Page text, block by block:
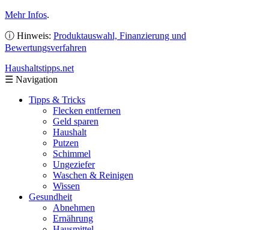
Mehr Infos.
ⓘ Hinweis: Produktauswahl, Finanzierung und
Bewertungsverfahren
Haushaltstipps.net
☰ Navigation
Tipps & Tricks
Flecken entfernen
Geld sparen
Haushalt
Putzen
Schimmel
Ungeziefer
Waschen & Reinigen
Wissen
Gesundheit
Abnehmen
Ernährung